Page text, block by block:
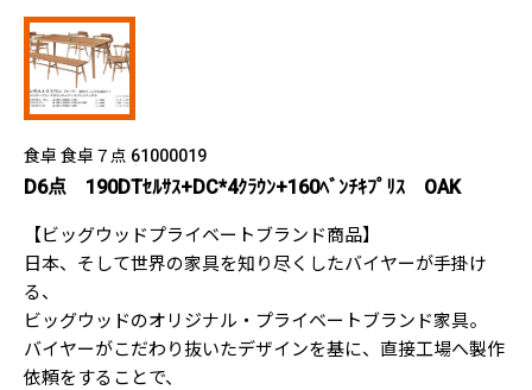
食卓 食卓７点 61000019
D6点 190DTｾﾙｻｽ+DC*4ｸﾗｳﾝ+160ﾍﾞﾝﾁｷﾌﾟﾘｽ OAK
【ビッグウッドプライベートブランド商品】
日本、そして世界の家具を知り尽くしたバイヤーが手掛け
る、
ビッグウッドのオリジナル・プライベートブランド家具。
バイヤーがこだわり抜いたデザインを基に、直接工場へ製作
依頼をすることで、